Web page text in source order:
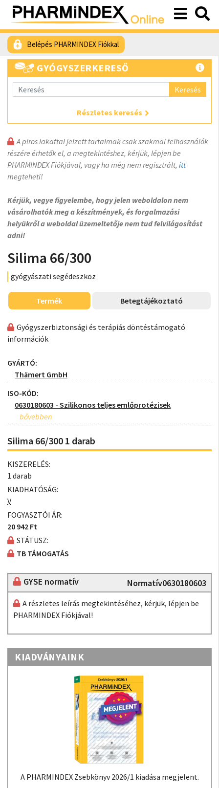
Belépés PHARMINDEX Fiókkal
GYÓGYSZERKERESŐ
Keresés
Részletes keresés
A piros lakattal jelzett tartalmak csak szakmai felhasználók
részére érhetők el, a megtekintéshez, kérjük, lépjen be
PHARMINDEX Fiókjával, vagy ha még nem regisztrált, itt
megteheti!
Kérjük, vegye figyelembe, hogy jelen weboldalon nem
vásárolhatók meg a készítmények, és forgalmazási
helyükről a weboldal üzemeltetője nem tud felvilágosítást
adni!
Silima 66/300
gyógyászati segédeszköz
Termék Betegtájékoztató
Gyógyszerbiztonsági és terápiás döntéstámogató
információk
GYÁRTÓ:
Thämert GmbH
ISO-KÓD:
0630180603 - Szilikonos teljes emlőprotézisek
Silima 66/300 1 darab
KISZERELÉS:
1 darab
KIADHATÓSÁG:
V
FOGYASZTÓI ÁR:
20 942 Ft
STÁTUSZ:
TB TÁMOGATÁS
GYSE normatív Normatív0630180603
A részletes leírás megtekintéséhez, kérjük, lépjen be
PHARMINDEX Fiókjával!
KIADVÁNYAINK
A PHARMINDEX Zsebkönyv 2026/1 kiadása megjelent.